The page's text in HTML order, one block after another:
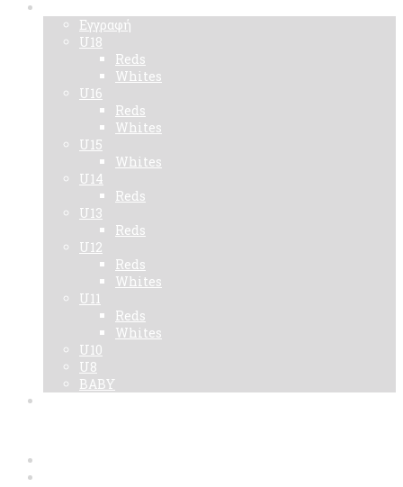
Εγγραφή
U18
Reds
Whites
U16
Reds
Whites
U15
Whites
U14
Reds
U13
Reds
U12
Reds
Whites
U11
Reds
Whites
U10
U8
BABY